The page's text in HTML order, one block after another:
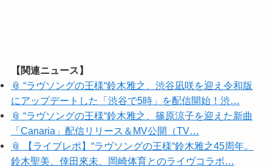
【関連ニュース】
📎 “ラヴソングの王様“鈴木雅之、渋谷凪咲を迎え令和版
にアップデートした「渋谷で5時」を配信開始！渋…
📎 “ラヴソングの王様“鈴木雅之、篠原涼子を迎えた新曲
「Canaria」配信リリース＆MV公開（TV…
📎 【ライブレポ】“ラヴソングの王様“鈴木雅之45周年。
鈴木聖美、倖田來未、岡崎体育とのライヴコラボ…